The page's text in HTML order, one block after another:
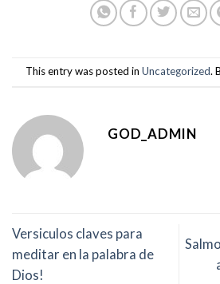
This entry was posted in Uncategorized.
GOD_ADMIN
Versiculos claves para
meditar en la palabra de
Dios!